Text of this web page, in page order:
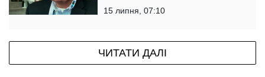
15 липня, 07:10
ЧИТАТИ ДАЛІ